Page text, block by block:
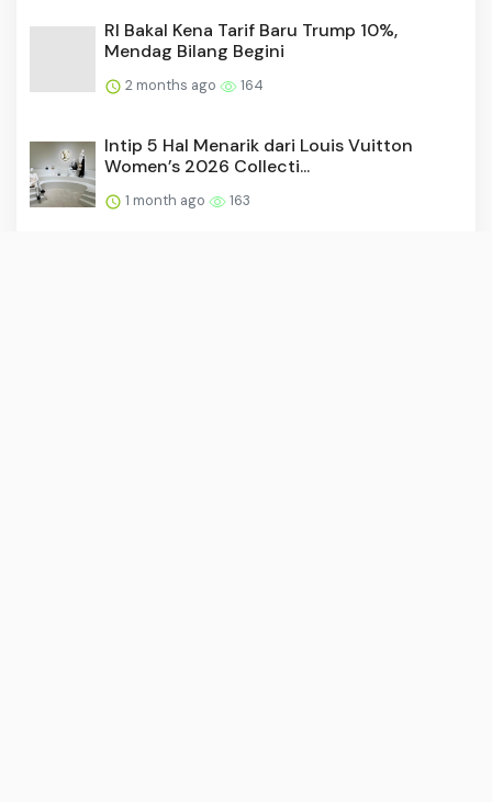
RI Bakal Kena Tarif Baru Trump 10%,
Mendag Bilang Begini
2 months ago 164
Intip 5 Hal Menarik dari Louis Vuitton
Women’s 2026 Collecti...
1 month ago 163